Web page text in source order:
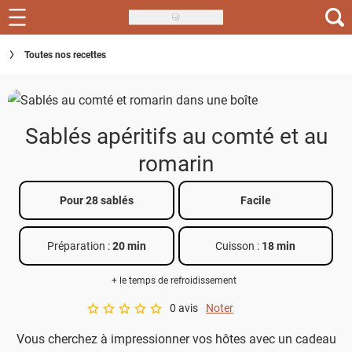
Skip
to
main
Recettes
Inspirations
Actus
Téléchargez l'app Saveurs Recettes
Index des recettes
Toutes nos recettes
Sablés apéritifs au comté et au
romarin
Pour 28 sablés Facile
Préparation :20 min Cuisson : 18 min
+ le temps de refroidissement
A star rating of 0 out of 5.
0 avis Noter
Vous cherchez à impressionner vos hôtes avec un cadeau